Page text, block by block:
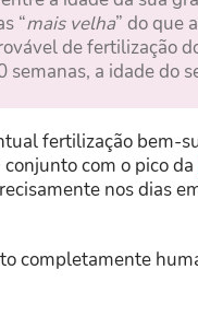
“mais velha” do que
de fertilização
a idade do
fertilização bem-
conjunto com o pico da
nos dias
completamente